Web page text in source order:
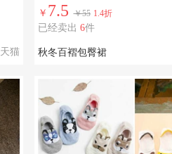
天猫
￥ 7.5 ￥55 1.4折
已经卖出 6件
秋冬百褶包臀裙